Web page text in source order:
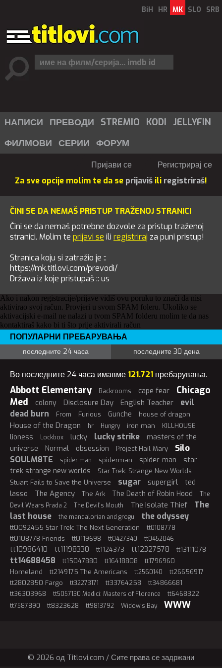
BiH HR MK SLO SRB
НАПИСИ ПРЕВОДИ STREMIO KODI
JELLYFIN
ФИЛМОВИ СЕРИИ ФОРУМ
Пријави се
Регистрирај се
Za sve opcije molim te da se prijaviš ili registriraš!
ČINI SE DA NEMAŠ PRISTUP TRAŽENOJ STRANICI
Čini se da nemaš potrebne dozvole za pristup traženoj
stranici. Molim te prijavi se ili registriraj za puni pristup!
Stranica koju si zatražio je ::
https://mk.titlovi.com/prevodi/
Država iz koje pristupaš :: us
Ako i nakon registracije/prijave vidiš ovu poruku to znači da nisi
aktivirao svoj račun. Provjeri u svom SPAM foleru. Ukoliko se
aktivacijski e-mail ne nalazi u tvom SPAM folderu molim te da nas
kontaktiraš kako bi ti što prije aktivirali račun
ПОПУЛАРНИ ПРЕБАРУВАЊА
последните 24 часа последните 30 дена
Во последните 24 часа имавме 121.721 пребарувања.
Abbott Elementary Backrooms cape fear
Chicago
Med
colony Disclosure Day English Teacher
evil
dead burn
From Furious Gunche house of dragon
House of the Dragon hr Hungry iron man KILLHOUSE
lioness Lockbox lucky lucky strike
masters of the
universe
Normal obsession Project Hail Mary Silo
SOULM8TE spider man spiderman spider-man
star
trek strange new worlds
Star Trek: Strange New Worlds
Stuart Fails to Save the Universe
sugar supergirl
ted
lasso
The Agency The Ark The Death of Robin Hood
The
Devil Wears Prada 2
The Devil's Mouth The Isolate Thief
The
last house
the mandalorian and grogu the odyssey
tt0092455 Star Trek: The Next Generation tt0108778
tt0108778 Friends tt0119698 tt0427340 tt0452046
tt10986410 tt11198330 tt1124373 tt12327578 tt13111078
tt14688458 tt15047880 tt16418808
tt1796960
Homeland
tt2149175 The Americans tt2560140
tt26656917
tt2802850 Fargo
tt32273171 tt33764258
tt34866681
tt36303968
tt5057130 Medici: Masters of Florence tt6468322
tt7587890 tt8323628 tt9813792 Widow's Bay WWW
© 2026 oд Titlovi.com / Сите права се задржани